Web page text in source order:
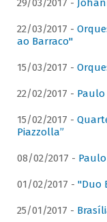
29/03/2017 -
22/03/2017 -
ao Barraco"
15/03/2017 -
22/02/2017 - Paulo
15/02/2017 -
Piazzolla”
08/02/2017 -
01/02/2017 - "Duo
25/01/2017 -